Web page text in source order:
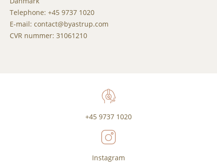
Telephone: +45 9737 1020
E-mail: contact@byastrup.com
CVR nummer: 31061210
+45 9737 1020
Instagram